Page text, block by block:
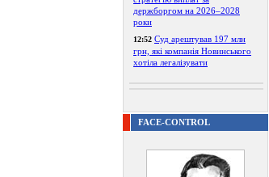
держборгом на 2026–2028
роки
12:52 Суд арештував 197 млн
грн, які компанія Новинського
хотіла легалізувати
FACE-CONTROL